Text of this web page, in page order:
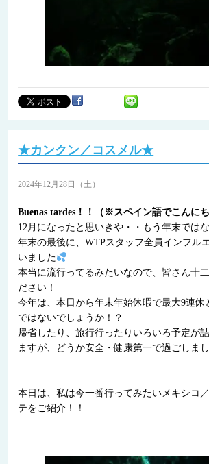
★カンクン／コスメル★
2024年12月28日（土）
Buenas tardes！！（※スペイン語でこんにち
12月になったと思いきや・・もう年末では
年末の最後に、WTPスタッフ全員インフル
いました
本当に流行ってるみたいなので、皆さん十
ださい！
今年は、本日から年末年始休暇で最大9連休
ではないでしょうか！？
帰省したり、旅行行ったりいろいろ予定が
ますが、どうか安全・健康第一で過ごしま
本日は、私は今一番行ってみたいメキシコ
テをご紹介！！